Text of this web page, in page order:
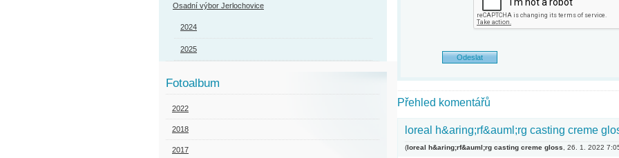
Přehled komentářů
loreal h&aring;rf&auml;rg casting creme
(loreal h&aring;rf&auml;rg casting creme gloss 26. 1. 2022
Osadní výbor Jerlochovice
2024
2025
Fotoalbum
2022
2018
2017